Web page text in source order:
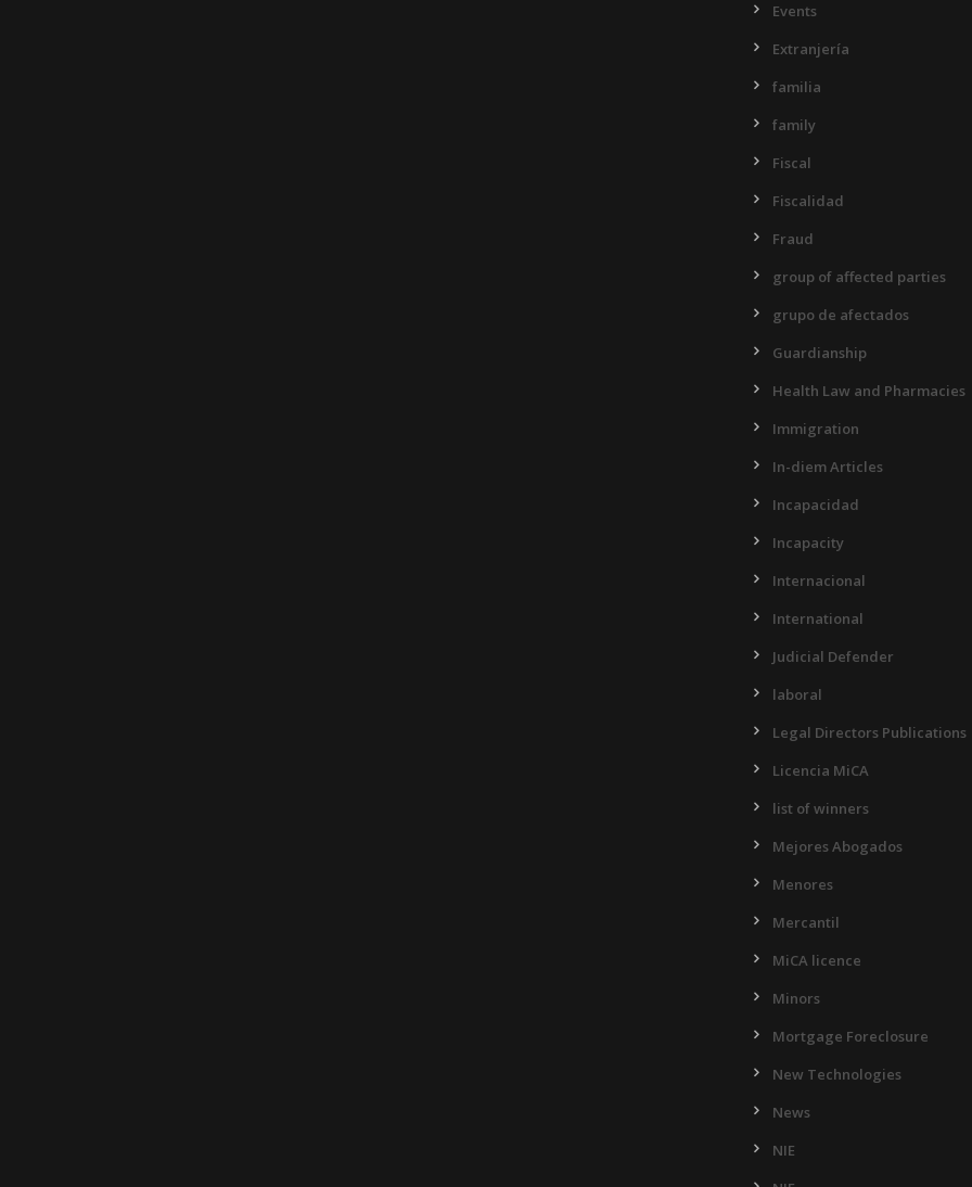
Events
Extranjería
familia
family
Fiscal
Fiscalidad
Fraud
group of affected parties
grupo de afectados
Guardianship
Health Law and Pharmacies
Immigration
In-diem Articles
Incapacidad
Incapacity
Internacional
International
Judicial Defender
laboral
Legal Directors Publications
Licencia MiCA
list of winners
Mejores Abogados
Menores
Mercantil
MiCA licence
Minors
Mortgage Foreclosure
New Technologies
News
NIE